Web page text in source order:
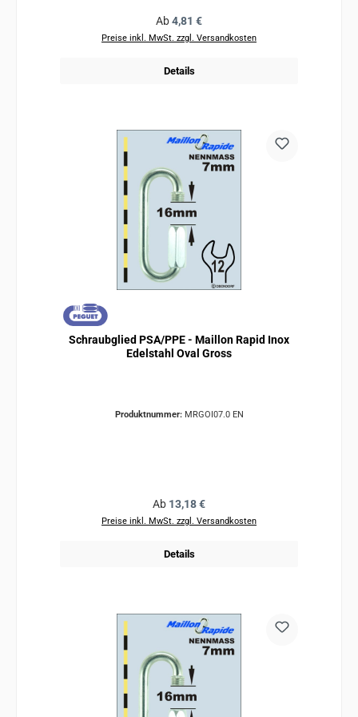
Regulärer Preis:
Ab4,81 €
Preise inkl. MwSt. zzgl. Versandkosten
Details
Schraubglied PSA/PPE - Maillon Rapid Inox
Edelstahl Oval Gross
Produktnummer: MRGOI07.0 EN
Regulärer Preis:
Ab 13,18 €
Preise inkl. MwSt. zzgl. Versandkosten
Details